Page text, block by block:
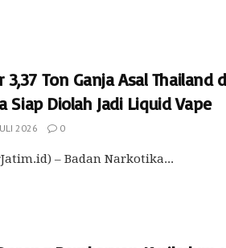
3,37 Ton Ganja Asal Thailand
Siap Diolah Jadi Liquid Vape
2026 0
– Badan Narkotika...